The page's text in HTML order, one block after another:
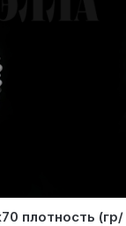
плотность (гр/